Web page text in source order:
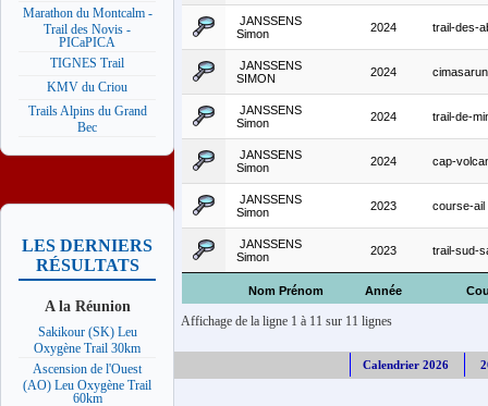
Marathon du Montcalm -
Trail des Novis -
PICaPICA
TIGNES Trail
KMV du Criou
Trails Alpins du Grand
Bec
LES DERNIERS
RÉSULTATS
A la Réunion
Sakikour (SK) Leu
Oxygène Trail 30km
Ascension de l'Ouest
(AO) Leu Oxygène Trail
60km
Nom Prénom Année
JANSSENS
Simon
2024 trail-des-
JANSSENS
SIMON
2024 cimasarun
JANSSENS
Simon
2024 trail-de-
JANSSENS
Simon
2024 cap-
JANSSENS
Simon
2023 course-ail
JANSSENS
Simon
2023 trail-sud-
Affichage de la ligne 1 à 11 sur 11 lignes
Calendrier 2026